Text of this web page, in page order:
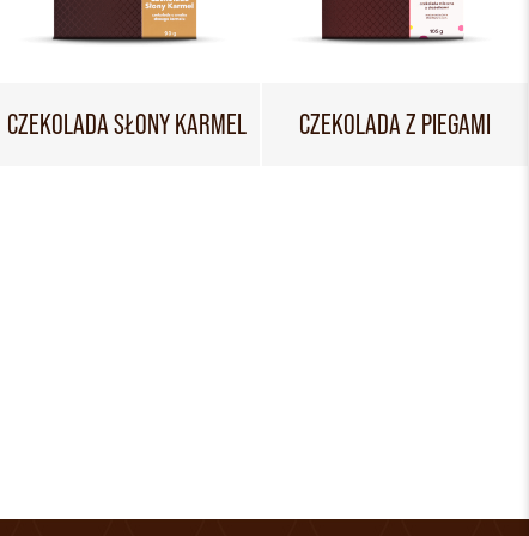
CZEKOLADA SŁONY KARMEL CZEKOLADA Z PIEGAMI